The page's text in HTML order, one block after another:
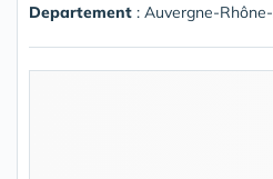
Departement : Auvergne-